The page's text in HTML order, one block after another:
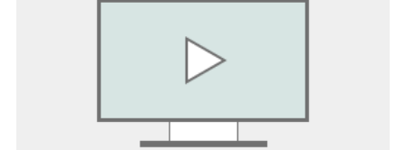
sich hier in den Ruinen der alten Welt. Jetzt ziehen
Monster aus einer vergangenen Zeit wieder durch
diese Gefilde und sie sind bereit zu töten, was noch
Spinosaurusist ein unersättlicher Jäger und Killer.
Dieser Räuber stellt allen schwächeren Tieren